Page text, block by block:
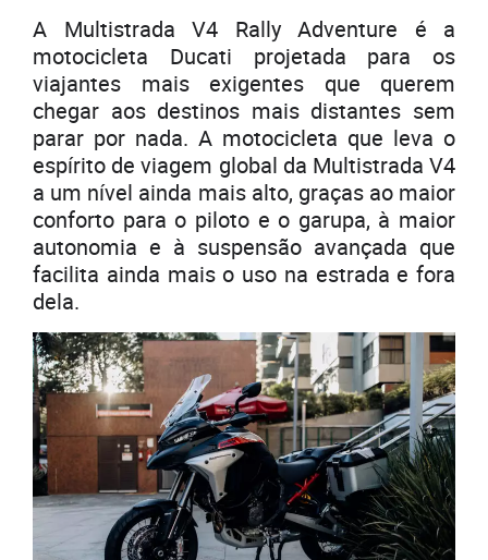
A Multistrada V4 Rally Adventure é a
motocicleta Ducati projetada para os
viajantes mais exigentes que querem
chegar aos destinos mais distantes sem
parar por nada. A motocicleta que leva o
espírito de viagem global da Multistrada V4
a um nível ainda mais alto, graças ao maior
conforto para o piloto e o garupa, à maior
autonomia e à suspensão avançada que
facilita ainda mais o uso na estrada e fora
dela.